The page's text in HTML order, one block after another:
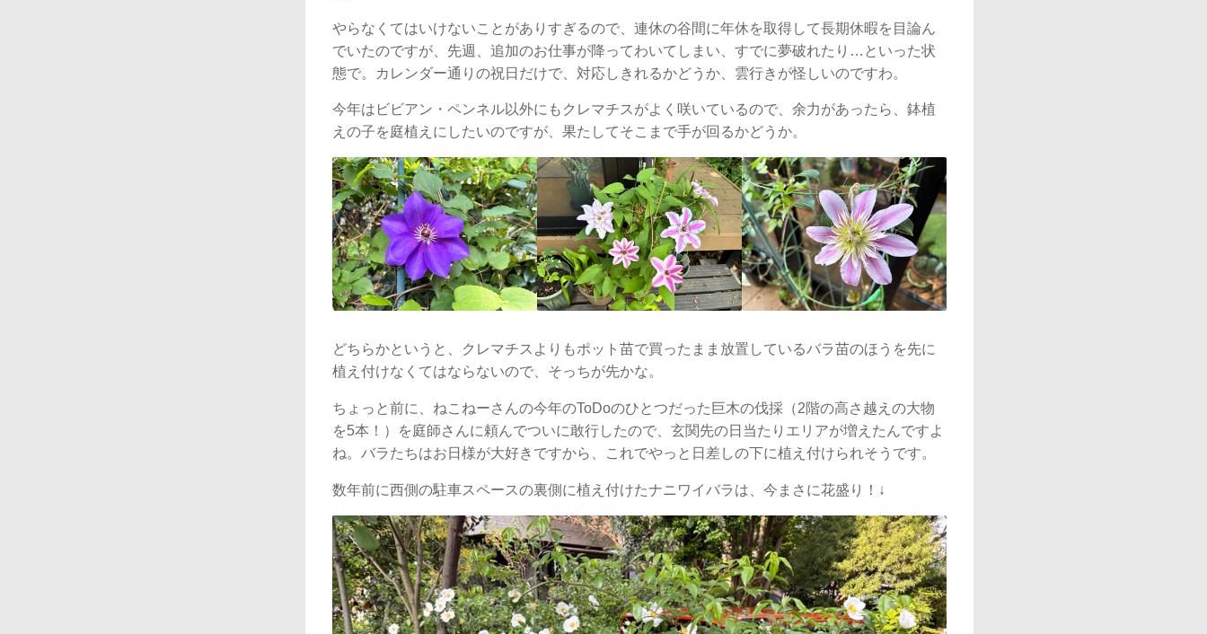
やらなくてはいけないことがありすぎるので、連休の谷間に年休を取得して長期休暇を目論ん
でいたのですが、先週、追加のお仕事が降ってわいてしまい、すでに夢破れたり…といった状
態で。カレンダー通りの祝日だけで、対応しきれるかどうか、雲行きが怪しいのですわ。
今年はビビアン・ペンネル以外にもクレマチスがよく咲いているので、余力があったら、鉢植
えの子を庭植えにしたいのですが、果たしてそこまで手が回るかどうか。
どちらかというと、クレマチスよりもポット苗で買ったまま放置しているバラ苗のほうを先に
植え付けなくてはならないので、そっちが先かな。
ちょっと前に、ねこねーさんの今年のToDoのひとつだった巨木の伐採（2階の高さ越えの大物
を5本！）を庭師さんに頼んでついに敢行したので、玄関先の日当たりエリアが増えたんですよ
ね。バラたちはお日様が大好きですから、これでやっと日差しの下に植え付けられそうです。
数年前に西側の駐車スペースの裏側に植え付けたナニワイバラは、今まさに花盛り！↓